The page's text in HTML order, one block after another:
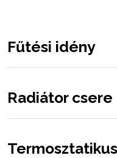
Fűtési idény
Radiátor csere